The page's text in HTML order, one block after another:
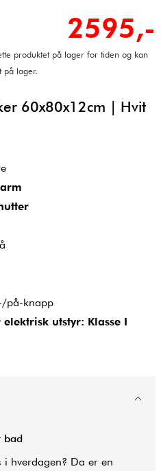
2595,-
produktet på lager for tiden og kan
på lager.
60x80x12cm | Hvit
på-knapp
elektrisk utstyr: Klasse I
bad
i hverdagen? Da er en